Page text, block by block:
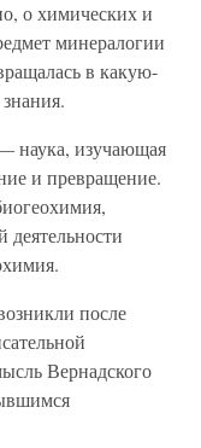
о химических и
минералогии
в какую-
наука, изучающая
и превращение.
деятельности
после
Вернадского